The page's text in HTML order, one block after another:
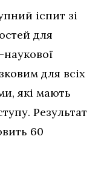
іспит зі
для
для всіх
які мають
Результат
60